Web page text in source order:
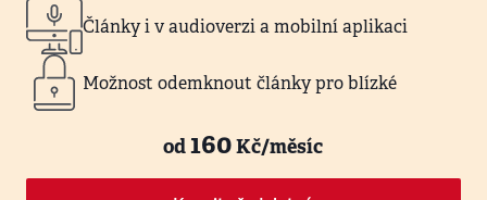
Články i v audioverzi a mobilní aplikaci
Možnost odemknout články pro blízké
od160Kč/měsíc